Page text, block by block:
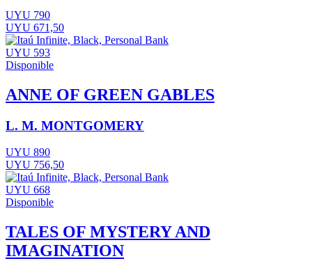
UYU 790
UYU 671,50
UYU 593
Disponible
ANNE OF GREEN GABLES
L. M. MONTGOMERY
UYU 890
UYU 756,50
UYU 668
Disponible
TALES OF MYSTERY AND
IMAGINATION